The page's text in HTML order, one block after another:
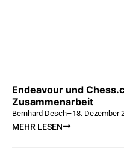
Endeavour und
Zusammenarbeit
Bernhard Desch–18. Dezember
MEHR LESEN